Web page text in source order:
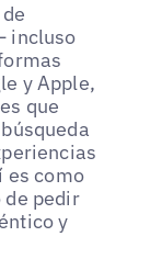
incluso
y Apple,
que
es como
de pedir
y